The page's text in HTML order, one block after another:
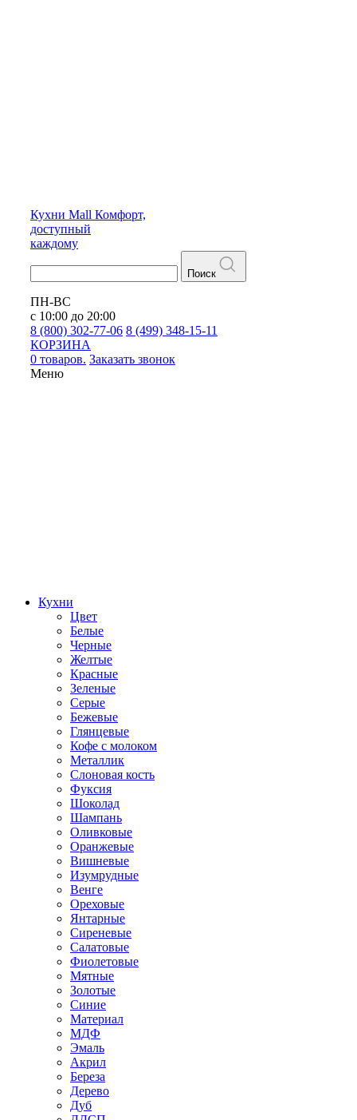
Кухни Mall Комфорт,
доступный
каждому
Поиск
ПН-ВС
с 10:00 до 20:00
8 (800) 302-77-06 8 (499) 348-15-11
КОРЗИНА
0 товаров. Заказать звонок
Меню
Кухни
Цвет
Белые
Черные
Желтые
Красные
Зеленые
Серые
Бежевые
Глянцевые
Кофе с молоком
Металлик
Слоновая кость
Фуксия
Шоколад
Шампань
Оливковые
Оранжевые
Вишневые
Изумрудные
Венге
Ореховые
Янтарные
Сиреневые
Салатовые
Фиолетовые
Мятные
Золотые
Синие
Материал
МДФ
Эмаль
Акрил
Береза
Дерево
Дуб